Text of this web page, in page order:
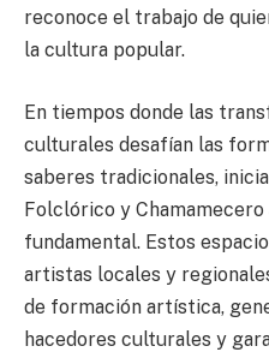
reconoce el trabajo de
la cultura popular.
En tiempos donde las
culturales desafían las
saberes tradicionales,
Folclórico y
fundamental. Estos
artistas locales y
de formación artística,
hacedores culturales y